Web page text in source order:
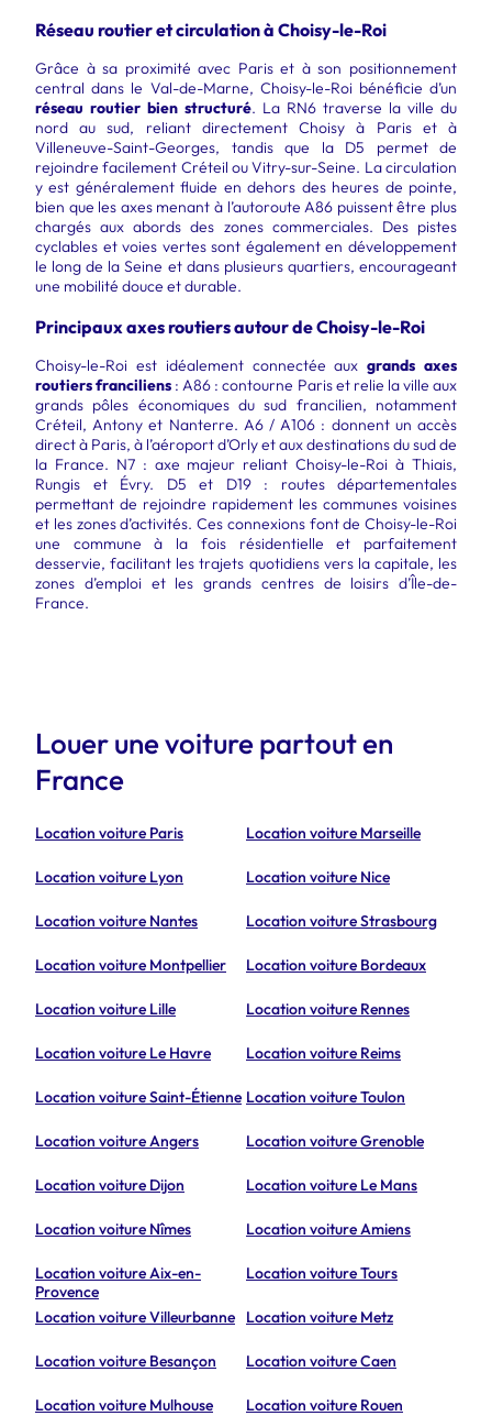
Réseau routier et circulation à Choisy-le-Roi
Grâce à sa proximité avec Paris et à son positionnement
central dans le Val-de-Marne, Choisy-le-Roi bénéficie d’un
réseau routier bien structuré. La RN6 traverse la ville du
nord au sud, reliant directement Choisy à Paris et à
Villeneuve-Saint-Georges, tandis que la D5 permet de
rejoindre facilement Créteil ou Vitry-sur-Seine. La circulation
y est généralement fluide en dehors des heures de pointe,
bien que les axes menant à l’autoroute A86 puissent être plus
chargés aux abords des zones commerciales. Des pistes
cyclables et voies vertes sont également en développement
le long de la Seine et dans plusieurs quartiers, encourageant
une mobilité douce et durable.
Principaux axes routiers autour de Choisy-le-Roi
Choisy-le-Roi est idéalement connectée auxgrands axes
routiers franciliens : A86 : contourne Paris et relie la ville aux
grands pôles économiques du sud francilien, notamment
Créteil, Antony et Nanterre. A6 / A106 : donnent un accès
direct à Paris, à l’aéroport d’Orly et aux destinations du sud de
la France. N7 : axe majeur reliant Choisy-le-Roi à Thiais,
Rungis et Évry. D5 et D19 : routes départementales
permettant de rejoindre rapidement les communes voisines
et les zones d’activités. Ces connexions font de Choisy-le-Roi
une commune à la fois résidentielle et parfaitement
desservie, facilitant les trajets quotidiens vers la capitale, les
zones d’emploi et les grands centres de loisirs d’Île-de-
France.
Louer une voiture partout en
France
Location voiture Paris Location voiture Marseille
Location voiture Lyon Location voiture Nice
Location voiture Nantes Location voiture Strasbourg
Location voiture Montpellier Location voiture Bordeaux
Location voiture Lille Location voiture Rennes
Location voiture Le Havre Location voiture Reims
Location voiture Saint-Étienne Location voiture Toulon
Location voiture Angers Location voiture Grenoble
Location voiture Dijon Location voiture Le Mans
Location voiture Nîmes Location voiture Amiens
Location voiture Aix-en-
Provence
Location voiture Tours
Location voiture Villeurbanne Location voiture Metz
Location voiture Besançon Location voiture Caen
Location voiture Mulhouse Location voiture Rouen